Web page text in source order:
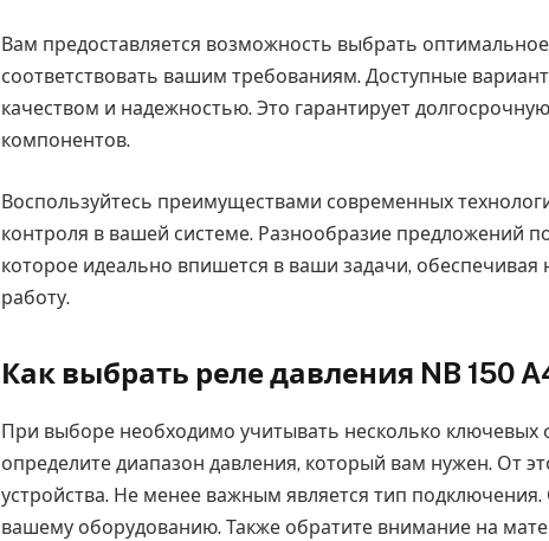
Вам предоставляется возможность выбрать
соответствовать вашим требованиям. Доступные
качеством и надежностью. Это гарантирует
компонентов.
Воспользуйтесь преимуществами современных
контроля в вашей системе. Разнообразие предложений
которое идеально впишется в ваши задачи,
работу.
Как выбрать реле давления NB 150
При выборе необходимо учитывать несколько ключевых
определите диапазон давления, который вам нужен. От
устройства. Не менее важным является тип
вашему оборудованию. Также обратите внимание на